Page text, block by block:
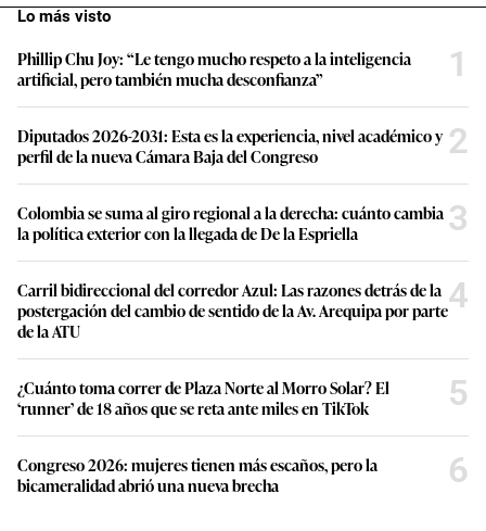
Lo más visto
Phillip Chu Joy: “Le tengo mucho respeto a la inteligencia
artificial, pero también mucha desconfianza”
1
Diputados 2026-2031: Esta es la experiencia, nivel académico y
perfil de la nueva Cámara Baja del Congreso
2
Colombia se suma al giro regional a la derecha: cuánto cambia
la política exterior con la llegada de De la Espriella
3
Carril bidireccional del corredor Azul: Las razones detrás de la
postergación del cambio de sentido de la Av. Arequipa por parte
de la ATU
4
¿Cuánto toma correr de Plaza Norte al Morro Solar? El
‘runner’ de 18 años que se reta ante miles en TikTok
5
Congreso 2026: mujeres tienen más escaños, pero la
bicameralidad abrió una nueva brecha
6